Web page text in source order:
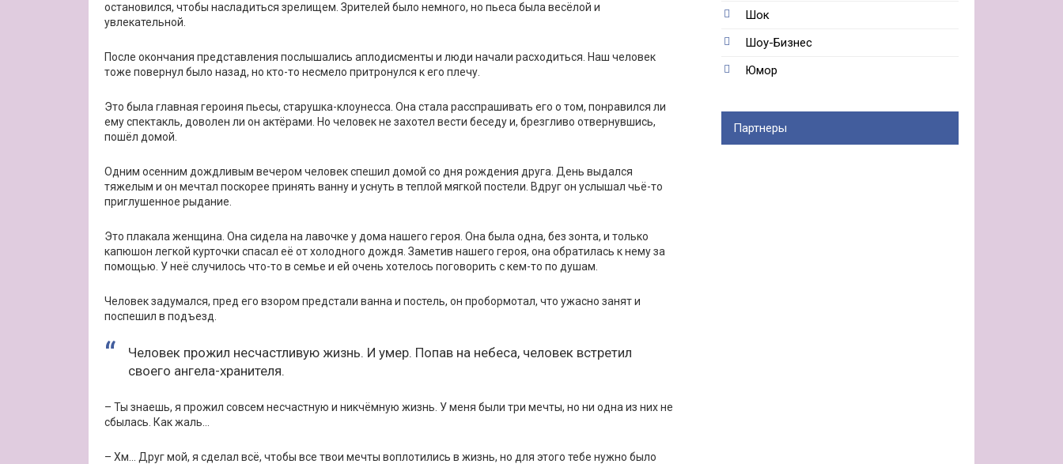
остановился, чтобы насладиться зрелищем. Зрителей было немного, но пьеса была весёлой и
увлекательной.
После окончания представления послышались аплодисменты и люди начали расходиться. Наш человек
тоже повернул было назад, но кто-то несмело притронулся к его плечу.
Это была главная героиня пьесы, старушка-клоунесса. Она стала расспрашивать его о том, понравился ли
ему спектакль, доволен ли он актёрами. Но человек не захотел вести беседу и, брезгливо отвернувшись,
пошёл домой.
Одним осенним дождливым вечером человек спешил домой со дня рождения друга. День выдался
тяжелым и он мечтал поскорее принять ванну и уснуть в теплой мягкой постели. Вдруг он услышал чьё-то
приглушенное рыдание.
Это плакала женщина. Она сидела на лавочке у дома нашего героя. Она была одна, без зонта, и только
капюшон легкой курточки спасал её от холодного дождя. Заметив нашего героя, она обратилась к нему за
помощью. У неё случилось что-то в семье и ей очень хотелось поговорить с кем-то по душам.
Человек задумался, пред его взором предстали ванна и постель, он пробормотал, что ужасно занят и
поспешил в подъезд.
Человек прожил несчастливую жизнь. И умер. Попав на небеса, человек встретил
своего ангела-хранителя.
– Ты знаешь, я прожил совсем несчастную и никчёмную жизнь. У меня были три мечты, но ни одна из них не
сбылась. Как жаль…
– Хм… Друг мой, я сделал всё, чтобы все твои мечты воплотились в жизнь, но для этого тебе нужно было
Шок
Шоу-Бизнес
Юмор
Партнеры